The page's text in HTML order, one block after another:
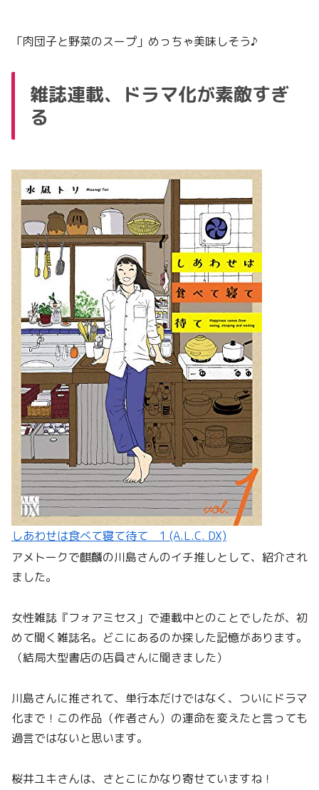
「肉団子と野菜のスープ」めっちゃ美味しそう♪
雑誌連載、ドラマ化が素敵すぎ
る
しあわせは食べて寝て待て 1 (A.L.C. DX)
アメトークで麒麟の川島さんのイチ推しとして、紹介され
ました。
女性雑誌『フォアミセス」で連載中とのことでしたが、初
めて聞く雑誌名。どこにあるのか探した記憶があります。
（結局大型書店の店員さんに聞きました）
川島さんに推されて、単行本だけではなく、ついにドラマ
化まで！この作品（作者さん）の運命を変えたと言っても
過言ではないと思います。
桜井ユキさんは、さとこにかなり寄せていますね！